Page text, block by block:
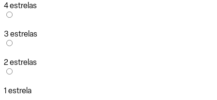
4 estrelas
3 estrelas
2 estrelas
1 estrela